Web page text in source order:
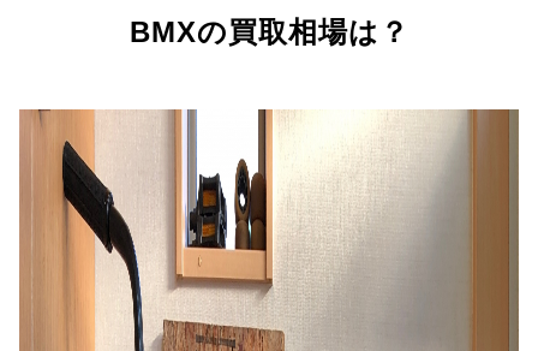
BMXの買取相場は？